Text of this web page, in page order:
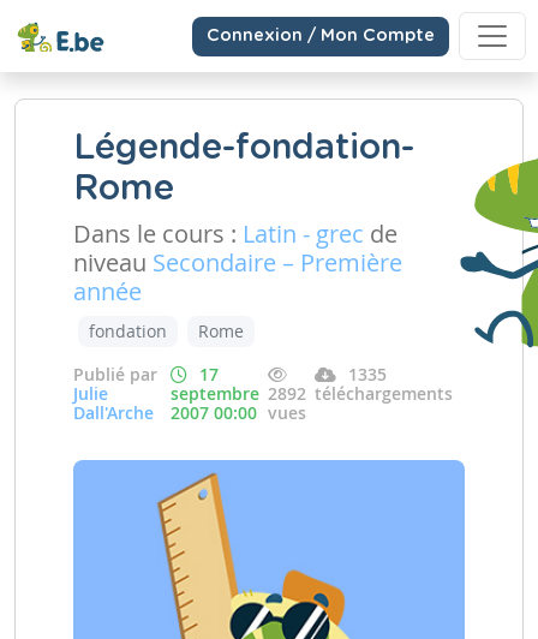
Connexion / Mon Compte
Légende-fondation-
Rome
Dans le cours : Latin - grec de
niveau Secondaire – Première
année
fondation
Rome
Publié par
Julie
Dall'Arche
17
septembre
2007 00:00
2892
vues
1335
téléchargements